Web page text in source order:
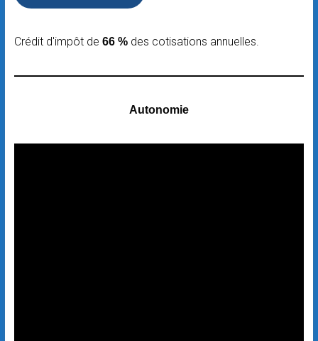
Crédit d'impôt de 66 %des cotisations annuelles.
Autonomie